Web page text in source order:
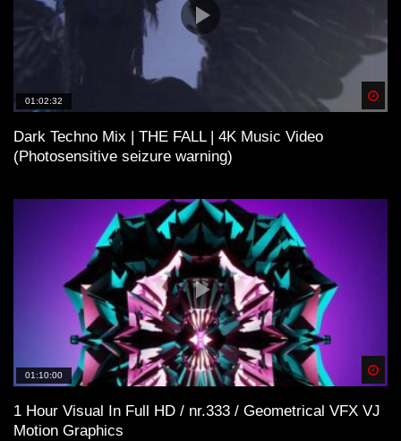
01:02:32
Dark Techno Mix | THE FALL | 4K Music Video
(Photosensitive seizure warning)
01:10:00
1 Hour Visual In Full HD / nr.333 / Geometrical VFX VJ
Motion Graphics